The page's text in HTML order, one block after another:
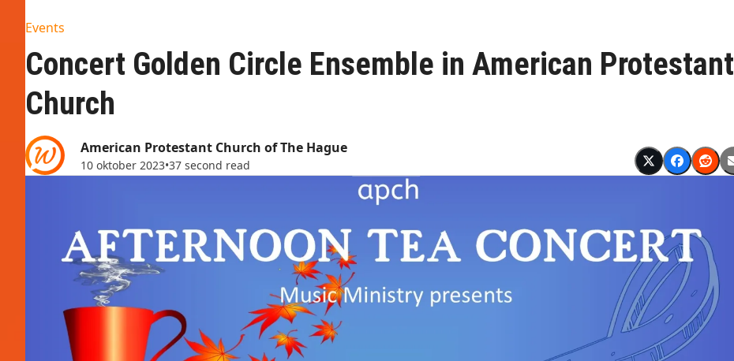
Events
Concert Golden Circle Ensemble in American Protestant
Church
American Protestant Church of The Hague
10 oktober 2023•37 second read